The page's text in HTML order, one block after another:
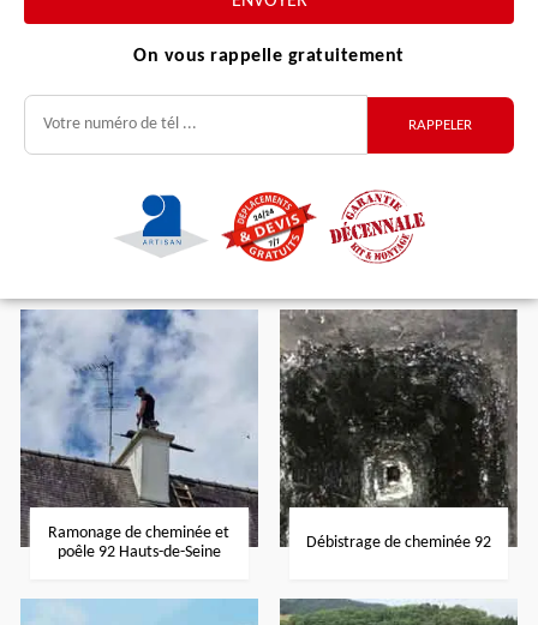
On vous rappelle gratuitement
Ramonage de cheminée et
poêle 92 Hauts-de-Seine
Débistrage de cheminée 92